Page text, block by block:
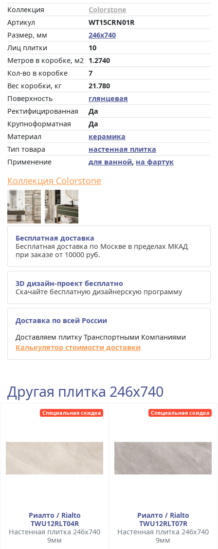
Коллекция
Colorstone
Артикул
WT15CRN01R
Размер, мм
246x740
Лиц плитки
10
Метров в коробке, м2 1.2740
Кол-во в коробке
7
Вес коробки, кг
21.780
Поверхность
глянцевая
Ректифицированная
Да
Крупноформатная
Да
Материал
керамика
Тип товара
настенная плитка
Применение
для ванной, на фартук
Коллекция Colorstone
Бесплатная доставка
Бесплатная доставка по Москве в пределах МКАД
при заказе от 10000 руб.
3D дизайн-проект бесплатно
Скачайте бесплатную дизайнерскую программу
Доставка по всей России
Доставляем плитку Транспортными Компаниями
Калькулятор стоимости доставки
Другая плитка 246x740
Специальная скидка
Риалто / Rialto
TWU12RLT04R
Настенная плитка 246x740
9мм
Специальная скидка
Риалто / Rialto
TWU12RLT07R
Настенная плитка 246x740
9мм